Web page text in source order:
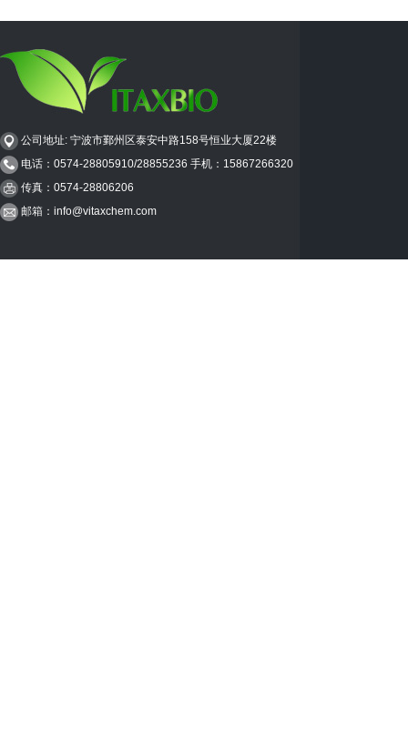
公司地址: 宁波市鄞州区泰安中路158号恒业大厦22楼
电话：0574-28805910/28855236 手机：15867266320
传真：0574-28806206
邮箱： info@vitaxchem.com